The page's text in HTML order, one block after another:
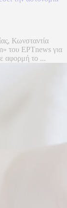
Κωνσταντία
του ΕΡΤnews για
αφορμή το ...